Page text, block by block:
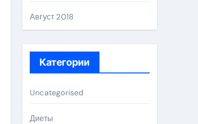
Август 2018
Категории
Uncategorised
Диеты